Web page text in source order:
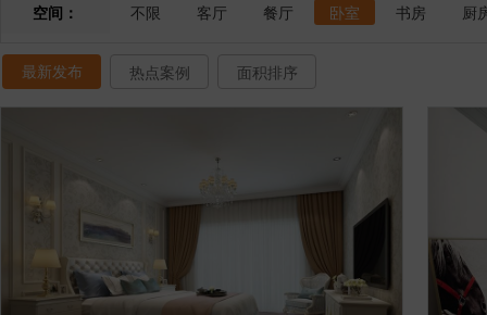
空间：
不限 客厅 餐厅 卧室 书房 厨
最新发布 热点案例 面积排序